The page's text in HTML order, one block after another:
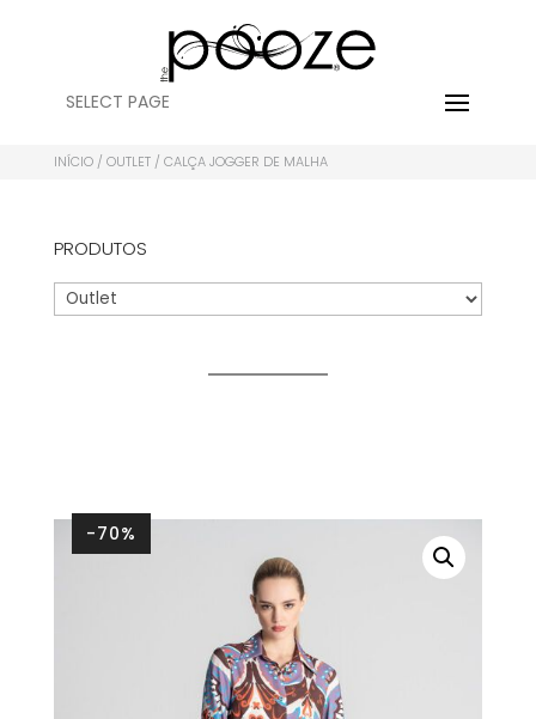
SELECT PAGE
INÍCIO/ OUTLET/ CALÇA JOGGER DE MALHA
PRODUTOS
-70%